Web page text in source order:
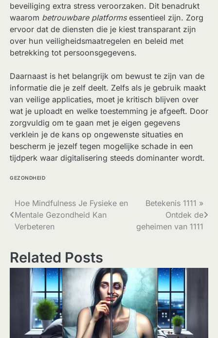
beveiliging extra stress veroorzaken. Dit benadrukt
waarom betrouwbare platformsessentieel zijn. Zorg
ervoor dat de diensten die je kiest transparant zijn
over hun veiligheidsmaatregelen en beleid met
betrekking tot persoonsgegevens.
Daarnaast is het belangrijk om bewust te zijn van de
informatie die je zelf deelt. Zelfs als je gebruik maakt
van veilige applicaties, moet je kritisch blijven over
wat je uploadt en welke toestemming je afgeeft. Door
zorgvuldig om te gaan met je eigen gegevens
verklein je de kans op ongewenste situaties en
bescherm je jezelf tegen mogelijke schade in een
tijdperk waar digitalisering steeds dominanter wordt.
GEZONDHEID
Bericht
navigatie
Hoe Mindfulness Je Fysieke en
Mentale Gezondheid Kan
Verbeteren
Betekenis 1111 »
Ontdek de
geheimen van 1111
Related Posts